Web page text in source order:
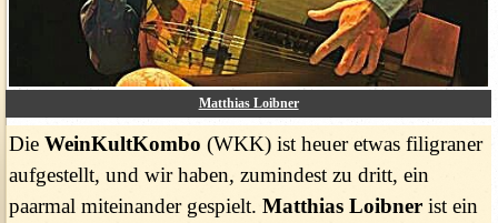
Matthias Loibner
Die WeinKultKombo (WKK) ist heuer etwas filigraner
aufgestellt, und wir haben, zumindest zu dritt, ein
paarmal miteinander gespielt. Matthias Loibner ist ein